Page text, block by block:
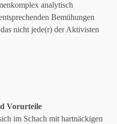
analytisch
Bemühungen
nicht jede(r) der Aktivisten
Vorurteile
im Schach mit hartnäckigen